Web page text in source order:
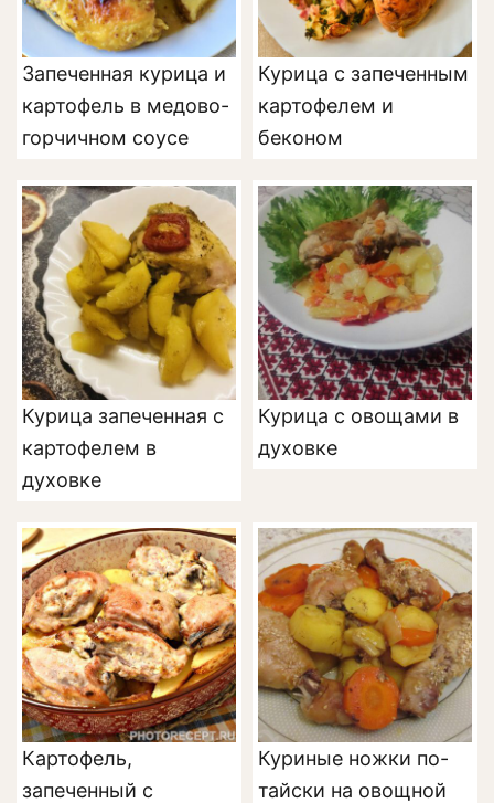
Запеченная курица и
картофель в медово-
горчичном соусе
Курица с запеченным
картофелем и
беконом
Курица запеченная с
картофелем в
духовке
Курица с овощами в
духовке
Картофель,
запеченный с
Куриные ножки по-
тайски на овощной